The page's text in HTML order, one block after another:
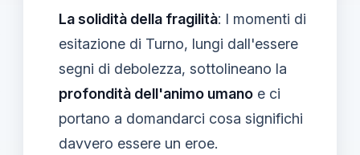
La solidità della fragilità: I momenti di
esitazione di Turno, lungi dall'essere
segni di debolezza, sottolineano la
profondità dell'animo umano e ci
portano a domandarci cosa significhi
davvero essere un eroe.